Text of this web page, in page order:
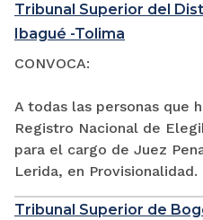
Tribunal Superior del
Ibagué -Tolima
CONVOCA:
A todas las personas que
Registro Nacional de
para el cargo de Juez
Lerida, en Provisionalidad.
Tribunal Superior de